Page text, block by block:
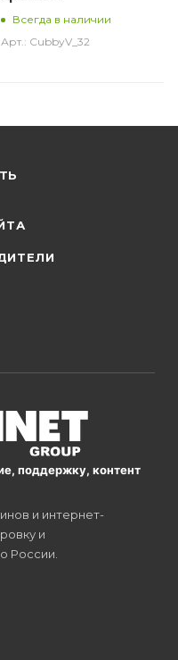
Всегда в наличии
Арт.: CubbyV_32
поддержку, контент
и интернет-
и
России.